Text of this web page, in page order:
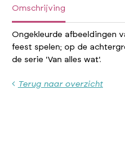
Omschrijving
Ongekleurde afbeeldingen
feest spelen; op de
de serie 'Van alles wat'.
Terug naar overzicht